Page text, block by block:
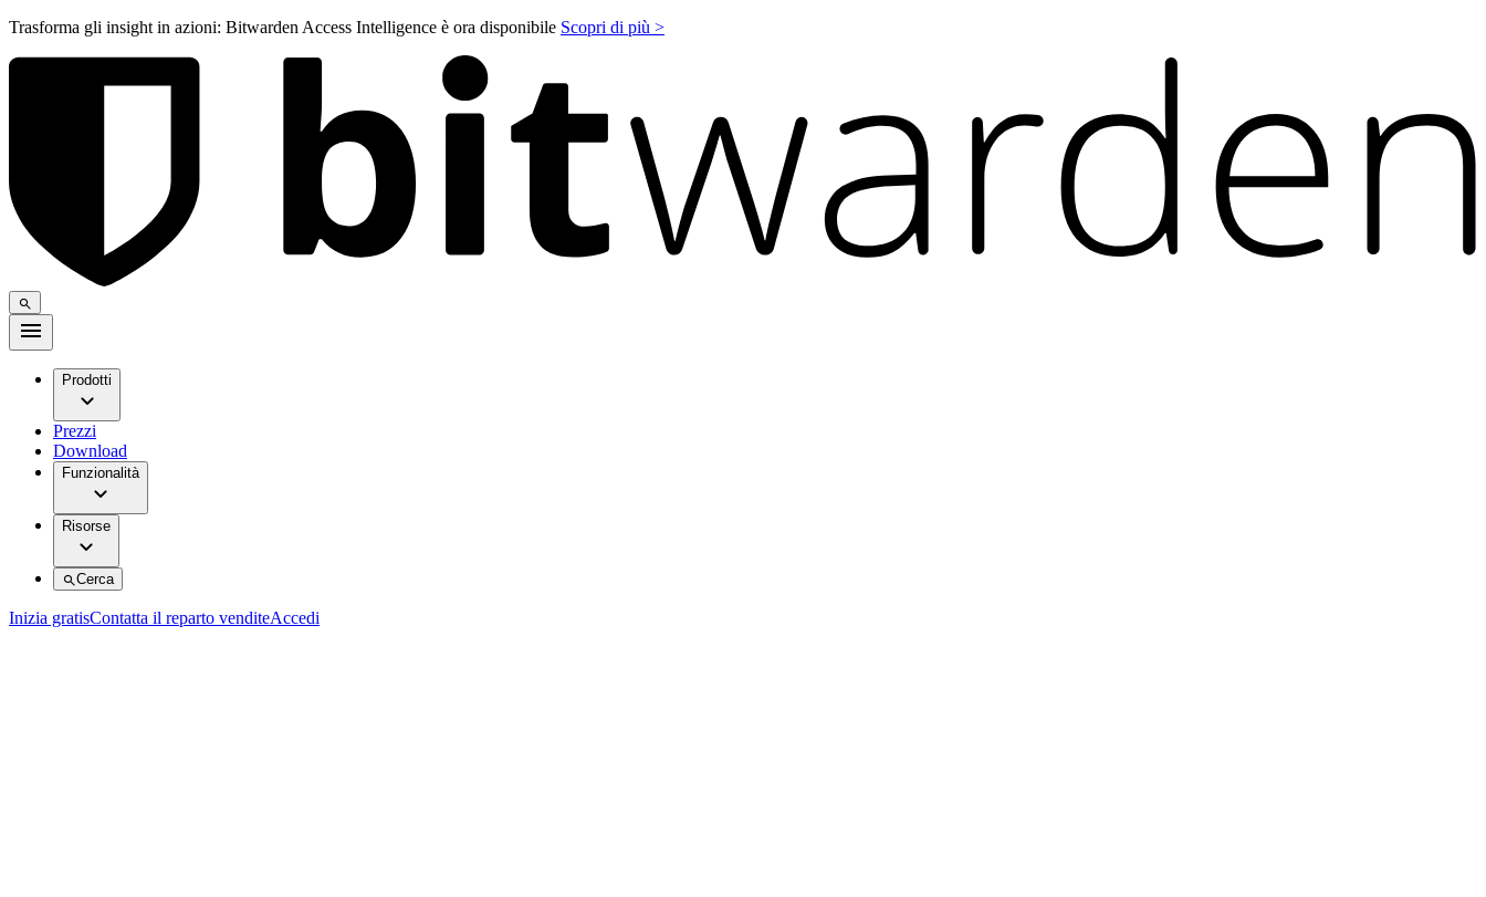
Trasforma gli insight in azioni: Bitwarden Access Intelligence è ora disponibile Scopri di più >
Prodotti
Prezzi
Download
Funzionalità
Risorse
Cerca
Inizia gratisContatta il reparto venditeAccedi